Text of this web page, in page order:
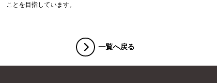
ことを目指しています。
一覧へ戻る